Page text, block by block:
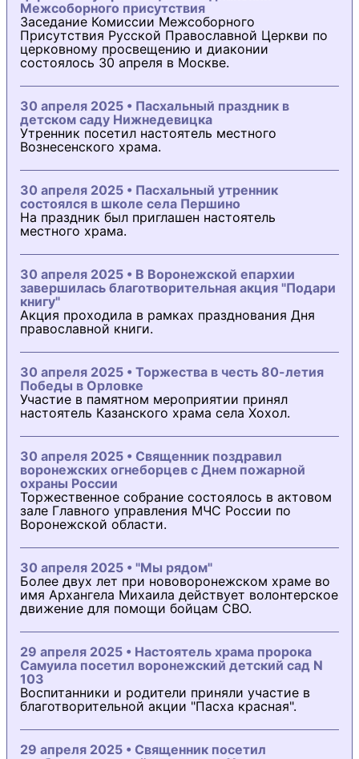
Межсоборного присутствия
Заседание Комиссии Межсоборного
Присутствия Русской Православной Церкви по
церковному просвещению и диаконии
состоялось 30 апреля в Москве.
30 апреля 2025 • Пасхальный праздник в
детском саду Нижнедевицка
Утренник посетил настоятель местного
Вознесенского храма.
30 апреля 2025 • Пасхальный утренник
состоялся в школе села Першино
На праздник был приглашен настоятель
местного храма.
30 апреля 2025 • В Воронежской епархии
завершилась благотворительная акция "Подари
книгу"
Акция проходила в рамках празднования Дня
православной книги.
30 апреля 2025 • Торжества в честь 80-летия
Победы в Орловке
Участие в памятном мероприятии принял
настоятель Казанского храма села Хохол.
30 апреля 2025 • Священник поздравил
воронежских огнеборцев с Днем пожарной
охраны России
Торжественное собрание состоялось в актовом
зале Главного управления МЧС России по
Воронежской области.
30 апреля 2025 • "Мы рядом"
Более двух лет при нововоронежском храме во
имя Архангела Михаила действует волонтерское
движение для помощи бойцам СВО.
29 апреля 2025 • Настоятель храма пророка
Самуила посетил воронежский детский сад N
103
Воспитанники и родители приняли участие в
благотворительной акции "Пасха красная".
29 апреля 2025 • Священник посетил